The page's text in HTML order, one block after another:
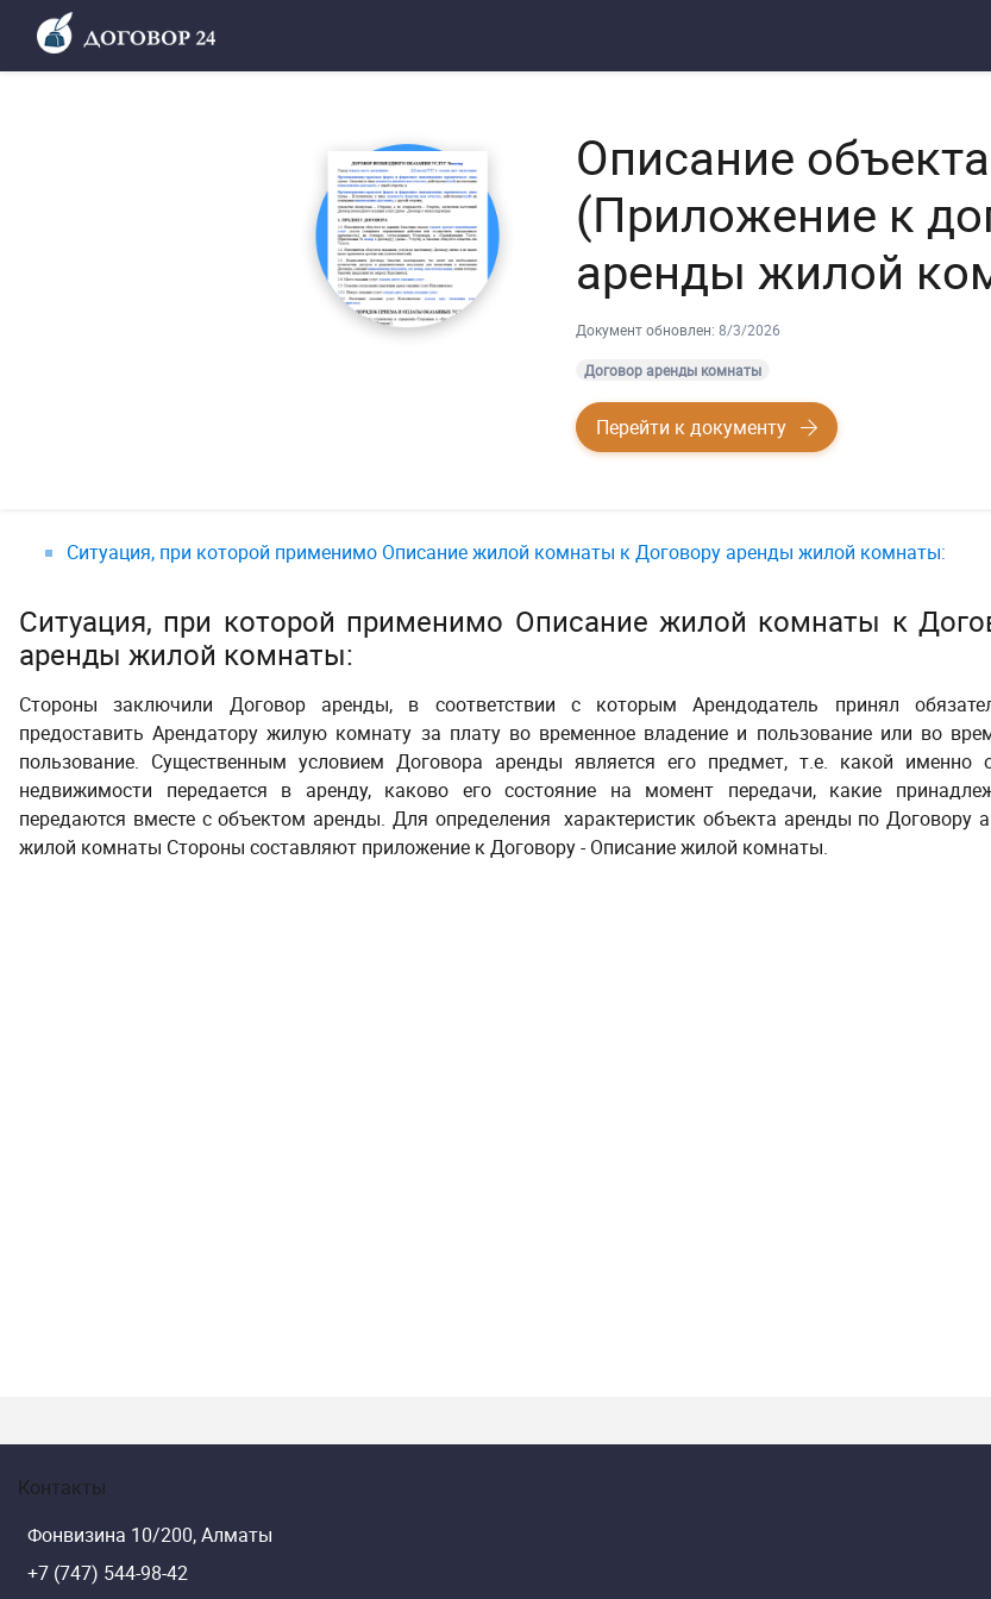
Описание
(Приложение к
аренды жилой
Документ обновлен: 8/3/2026
Договор аренды комнаты
Перейти к документу
Ситуация, при которой применимо Описание жилой комнаты к Договору аренды жилой комнаты:
Ситуация, при которой применимо Описание жилой комнаты к
аренды жилой комнаты:
Стороны заключили Договор аренды, в соответствии с которым Арендодатель принял
предоставить Арендатору жилую комнату за плату во временное владение и пользование или во
пользование. Существенным условием Договора аренды является его предмет, т.е. какой именно
недвижимости передается в аренду, каково его состояние на момент передачи, какие
передаются вместе с объектом аренды. Для определения характеристик объекта аренды по Договору
жилой комнаты Стороны составляют приложение к Договору - Описание жилой комнаты.
Контакты
Фонвизина 10/200, Алматы
+7 (747) 544-98-42